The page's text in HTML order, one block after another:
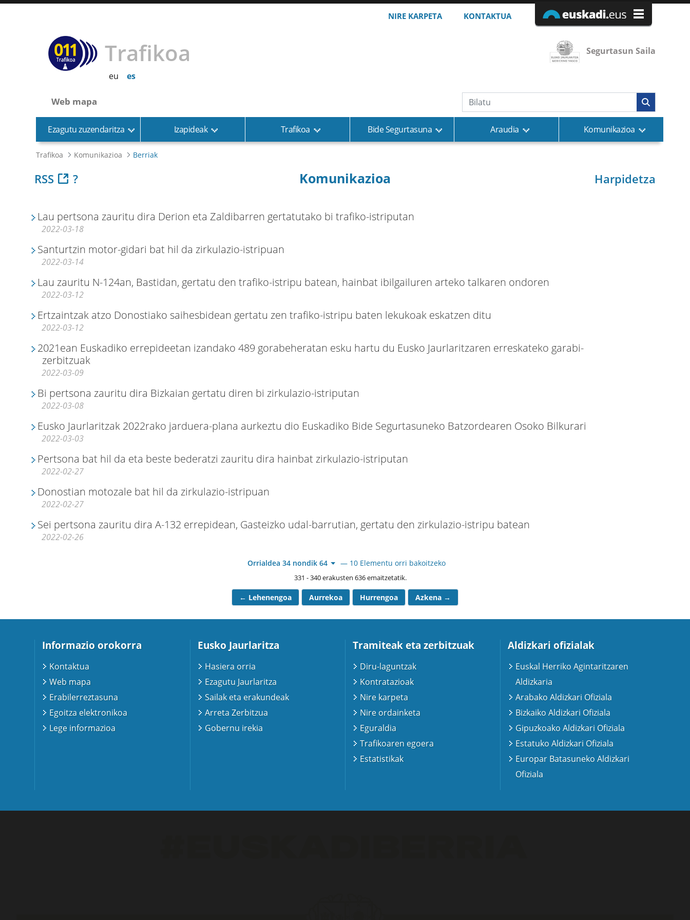
NIRE KARPETA KONTAKTUA
Trafikoa
eu es
Segurtasun Saila
Web mapa Bilaketa
Ezagutu zuzendaritza Izapideak Trafikoa Bide Segurtasuna Araudia Komunikazioa
Trafikoa Komunikazioa Berriak
RSS ? Komunikazioa Harpidetza
Lau pertsona zauritu dira Derion eta Zaldibarren gertatutako bi trafiko-istriputan
2022-03-18
Santurtzin motor-gidari bat hil da zirkulazio-istripuan
2022-03-14
Lau zauritu N-124an, Bastidan, gertatu den trafiko-istripu batean, hainbat ibilgailuren arteko talkaren ondoren
2022-03-12
Ertzaintzak atzo Donostiako saihesbidean gertatu zen trafiko-istripu baten lekukoak eskatzen ditu
2022-03-12
2021ean Euskadiko errepideetan izandako 489 gorabeheratan esku hartu du Eusko Jaurlaritzaren erreskateko garabi-
zerbitzuak
2022-03-09
Bi pertsona zauritu dira Bizkaian gertatu diren bi zirkulazio-istriputan
2022-03-08
Eusko Jaurlaritzak 2022rako jarduera-plana aurkeztu dio Euskadiko Bide Segurtasuneko Batzordearen Osoko Bilkurari
2022-03-03
Pertsona bat hil da eta beste bederatzi zauritu dira hainbat zirkulazio-istriputan
2022-02-27
Donostian motozale bat hil da zirkulazio-istripuan
2022-02-27
Sei pertsona zauritu dira A-132 errepidean, Gasteizko udal-barrutian, gertatu den zirkulazio-istripu batean
2022-02-26
Orrialdea 34 nondik 64 — 10 Elementu orri bakoitzeko
331 - 340 erakusten 636 emaitzetatik.
← Lehenengoa Aurrekoa Hurrengoa Azkena →
Informazio orokorra
Kontaktua
Web mapa
Erabilerreztasuna
Egoitza elektronikoa
Lege informazioa
Eusko Jaurlaritza
Hasiera orria
Ezagutu Jaurlaritza
Sailak eta erakundeak
Arreta Zerbitzua
Gobernu irekia
Tramiteak eta zerbitzuak
Diru-laguntzak
Kontratazioak
Nire karpeta
Nire ordainketa
Eguraldia
Trafikoaren egoera
Estatistikak
Aldizkari ofizialak
Euskal Herriko Agintaritzaren
Aldizkaria
Arabako Aldizkari Ofiziala
Bizkaiko Aldizkari Ofiziala
Gipuzkoako Aldizkari Ofiziala
Estatuko Aldizkari Ofiziala
Europar Batasuneko Aldizkari
Ofiziala